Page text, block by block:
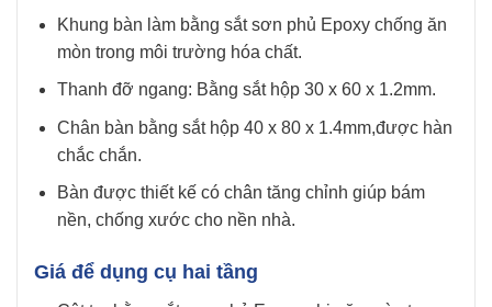
Khung bàn làm bằng sắt sơn phủ Epoxy chống ăn
mòn trong môi trường hóa chất.
Thanh đỡ ngang: Bằng sắt hộp 30 x 60 x 1.2mm.
Chân bàn bằng sắt hộp 40 x 80 x 1.4mm,được hàn
chắc chắn.
Bàn được thiết kế có chân tăng chỉnh giúp bám
nền, chống xước cho nền nhà.
Giá để dụng cụ hai tầng